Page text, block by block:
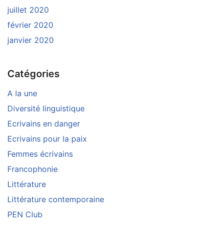
juillet 2020
février 2020
janvier 2020
Catégories
A la une
Diversité linguistique
Ecrivains en danger
Ecrivains pour la paix
Femmes écrivains
Francophonie
Littérature
Littérature contemporaine
PEN Club